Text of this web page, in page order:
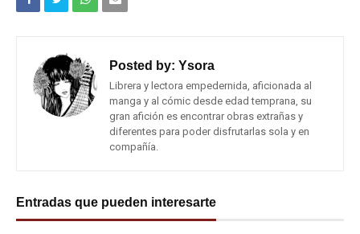
Posted by: Ysora
Librera y lectora empedernida, aficionada al
manga y al cómic desde edad temprana, su
gran afición es encontrar obras extrañas y
diferentes para poder disfrutarlas sola y en
compañía.
Entradas que pueden interesarte